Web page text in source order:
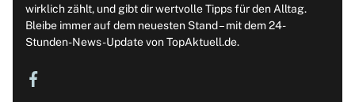
wirklich zählt, und gibt dir wertvolle Tipps für den Alltag.
Bleibe immer auf dem neuesten Stand – mit dem 24-
Stunden-News-Update von TopAktuell.de.